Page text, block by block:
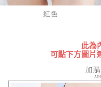
５．嚴禁一人註冊多個帳號或使
恩沛科技股份有限公司將有權停
此為
可點下方圖片